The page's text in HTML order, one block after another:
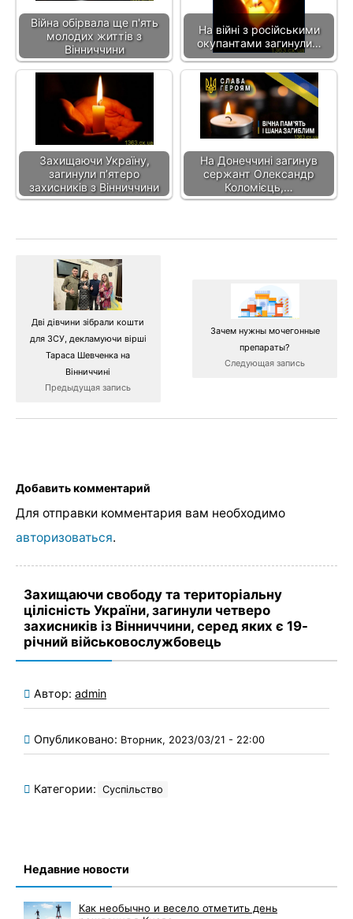
Війна обірвала ще п'ять
молодих життів з
Вінниччини
На війні з російськими
окупантами загинули…
Захищаючи Україну,
загинули п’ятеро
захисників з Вінниччини
На Донеччині загинув
сержант Олександр
Коломієць,…
Дві дівчини зібрали кошти
для ЗСУ, декламуючи вірші
Тараса Шевченка на
Вінниччині
Предыдущая запись
Зачем нужны мочегонные
препараты?
Следующая запись
Добавить комментарий
Для отправки комментария вам необходимо
авторизоваться.
Захищаючи свободу та територіальну
цілісність України, загинули четверо
захисників із Вінниччини, серед яких є 19-
річний військовослужбовець
Автор: admin
Опубликовано: Вторник, 2023/03/21 - 22:00
Категории: Суспільство
Недавние новости
Как необычно и весело отметить день